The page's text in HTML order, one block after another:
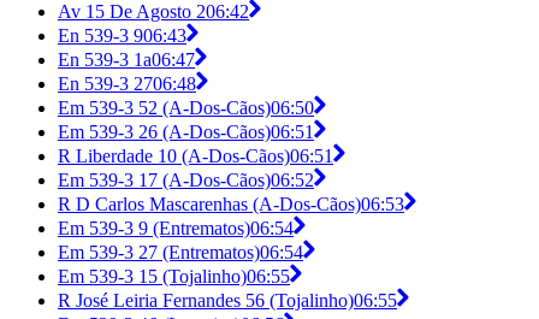
Av 15 De Agosto 206:42
En 539-3 906:43
En 539-3 1a06:47
En 539-3 2706:48
Em 539-3 52 (A-Dos-Cãos)06:50
Em 539-3 26 (A-Dos-Cãos)06:51
R Liberdade 10 (A-Dos-Cãos)06:51
Em 539-3 17 (A-Dos-Cãos)06:52
R D Carlos Mascarenhas (A-Dos-Cãos)06:53
Em 539-3 9 (Entrematos)06:54
Em 539-3 27 (Entrematos)06:54
Em 539-3 15 (Tojalinho)06:55
R José Leiria Fernandes 56 (Tojalinho)06:55